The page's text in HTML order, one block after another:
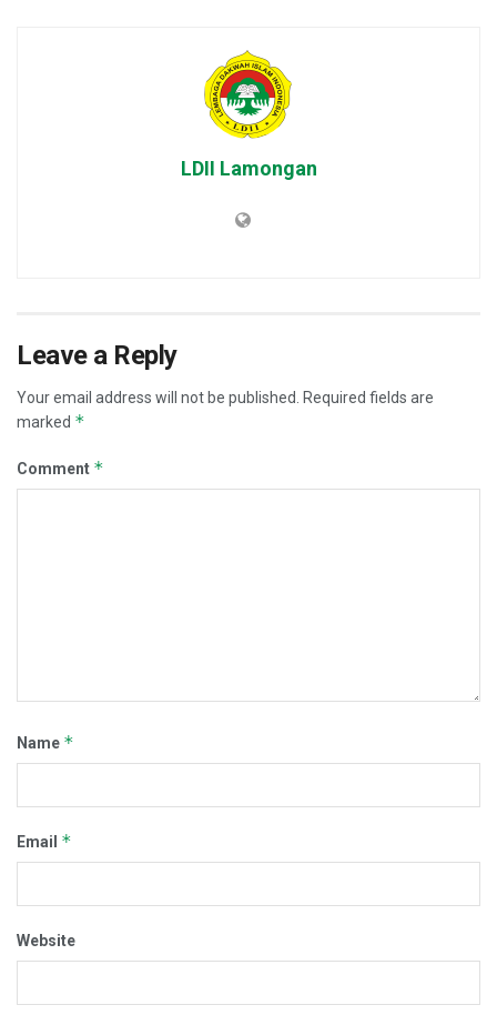
LDII Lamongan
Leave a Reply
Your email address will not be published.
Required fields are
marked *
Comment *
Name *
Email *
Website